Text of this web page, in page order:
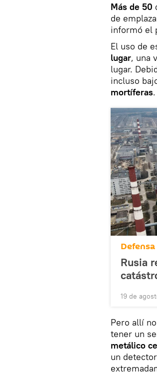
Más de 50
de
informó el
El uso de
lugar, una
lugar.
incluso
mortíferas.
Defensa
Rusia
19 de
Pero allí
tener un
metálico
un